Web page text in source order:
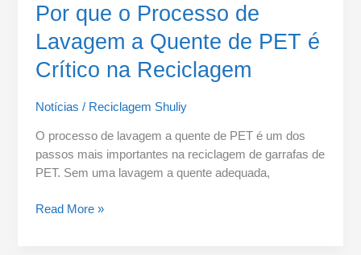
Por que o Processo de
Lavagem a Quente de PET é
Crítico na Reciclagem
Notícias / Reciclagem Shuliy
O processo de lavagem a quente de PET é um dos
passos mais importantes na reciclagem de garrafas de
PET. Sem uma lavagem a quente adequada,
Read More »